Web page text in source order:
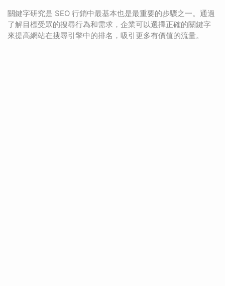
關鍵字研究是 SEO 行銷中最基本也是最重要的步驟之一。通過
了解目標受眾的搜尋行為和需求，企業可以選擇正確的關鍵字
來提高網站在搜尋引擎中的排名，吸引更多有價值的流量。